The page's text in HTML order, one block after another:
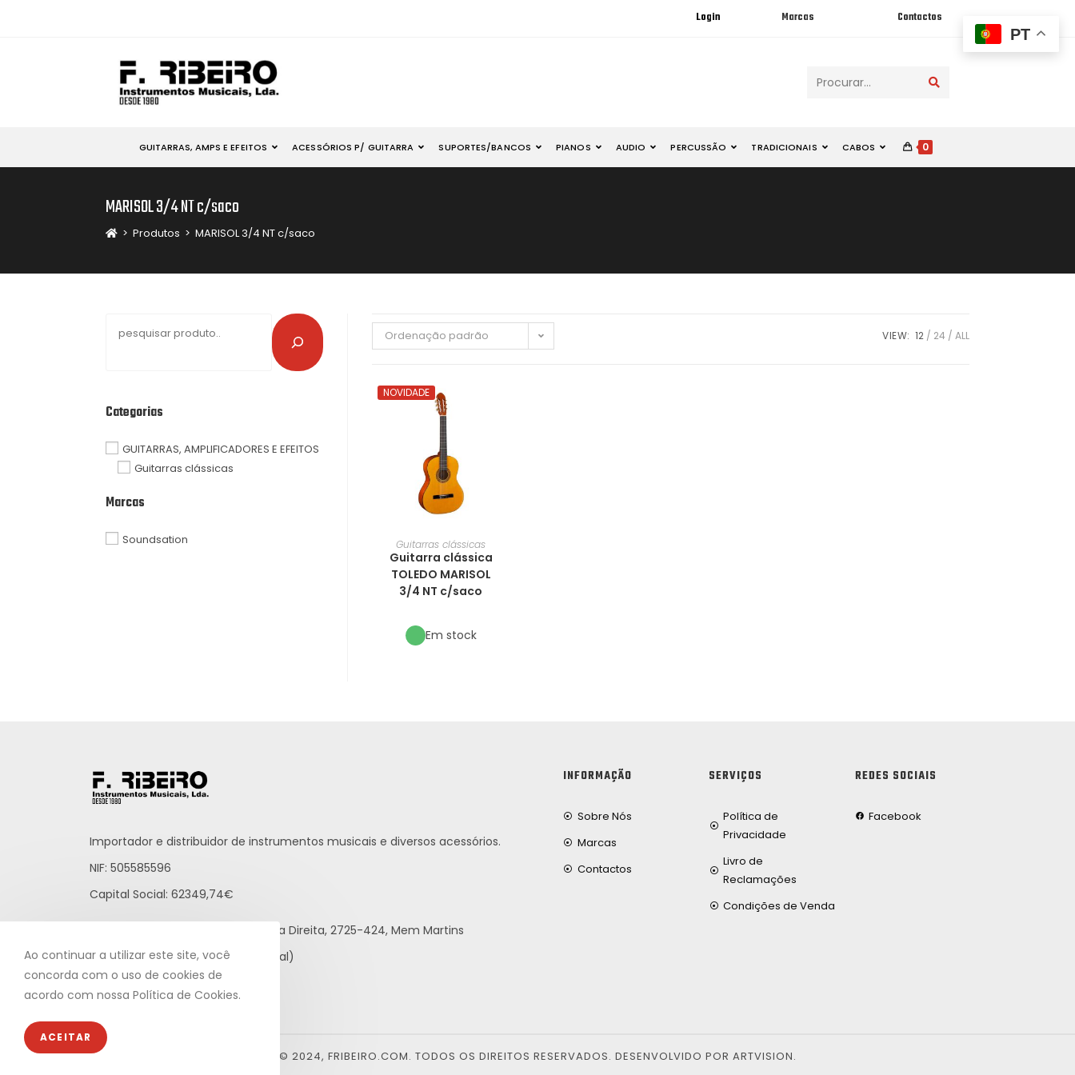
Login Marcas Contactos
Procurar...
GUITARRAS, AMPS E EFEITOS ACESSÓRIOS P/ GUITARRA SUPORTES/BANCOS PIANOS AUDIO PERCUSSÃO TRADICIONAIS CABOS 0
MARISOL 3/4 NT c/saco
> Produtos > MARISOL 3/4 NT c/saco
Ordenação padrão VIEW: 12 24 ALL
NOVIDADE
Guitarras clássicas
Guitarra clássica
TOLEDO MARISOL
3/4 NT c/saco
Em stock
Categorias
GUITARRAS, AMPLIFICADORES E EFEITOS
Guitarras clássicas
Marcas
Soundsation
Importador e distribuidor de instrumentos musicais e diversos acessórios.
NIF: 505585596
Capital Social: 62349,74€
Praceta Raúl Brandão, 12 - Loja Direita, 2725-424, Mem Martins
21 812 65 43 (rede fixa nacional)
info@fribeiro.com
INFORMAÇÃO
Sobre Nós
Marcas
Contactos
SERVIÇOS
Política de
Privacidade
Livro de
Reclamações
Condições de Venda
REDES SOCIAIS
Facebook
© 2024, FRIBEIRO.COM. TODOS OS DIREITOS RESERVADOS. DESENVOLVIDO POR ARTVISION.
PT
Ao continuar a utilizar este site, você
concorda com o uso de cookies de
acordo com nossa Política de Cookies.
ACEITAR